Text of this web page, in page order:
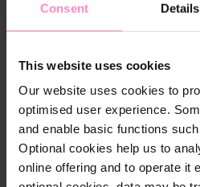
Consent Details
This website uses cookies
Our website uses cookies to
optimised user experience.
and enable basic functions
Optional cookies help us to
online offering and to operate it
Praktisch, hochwertig und
Haar- und Körperpflege in
Haar- und Bodyshampoo ist
Hauttyp geeignet, reinigt
voluminöse Haarfülle.